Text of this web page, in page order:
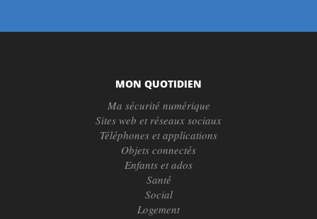
MON QUOTIDIEN
Ma sécurité numérique
Sites web et réseaux sociaux
Téléphones et applications
Objets connectés
Enfants et ados
Santé
Social
Logement